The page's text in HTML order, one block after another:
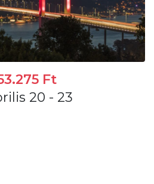
Ft
20 - 23